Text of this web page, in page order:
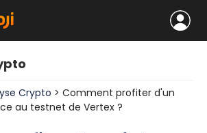
Crypto > Comment profiter d'un
au testnet de Vertex ?